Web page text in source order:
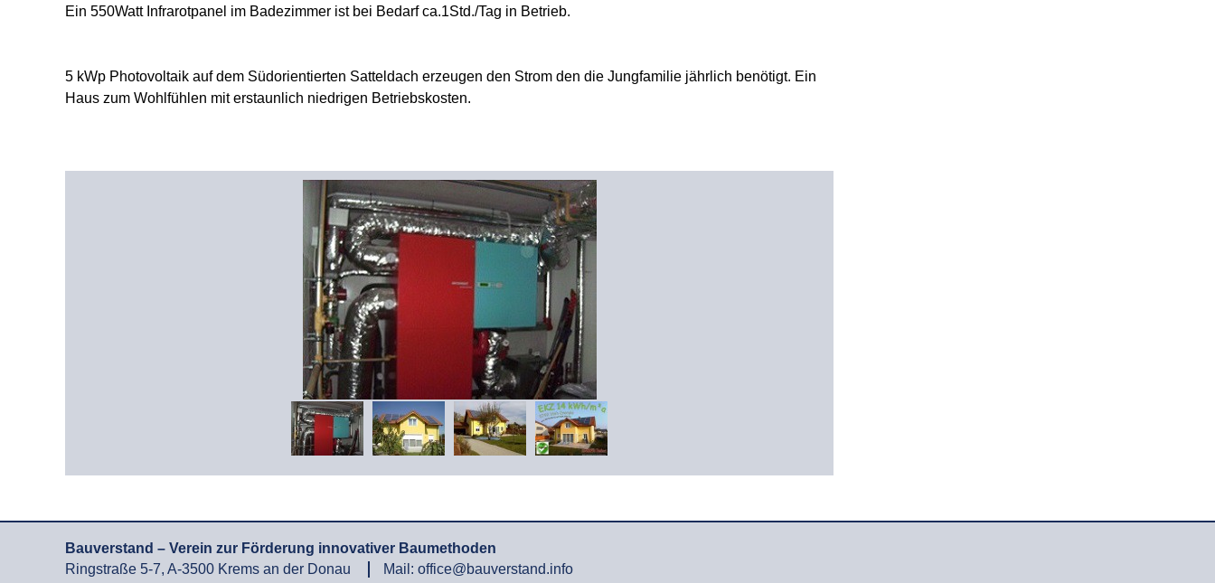
Ein 550Watt Infrarotpanel im Badezimmer ist bei Bedarf ca.1Std./Tag in Betrieb.
5 kWp Photovoltaik auf dem Südorientierten Satteldach erzeugen den Strom den die Jungfamilie jährlich benötigt. Ein
Haus zum Wohlfühlen mit erstaunlich niedrigen Betriebskosten.
Bauverstand – Verein zur Förderung innovativer Baumethoden
Ringstraße 5-7, A-3500 Krems an der Donau
Mail: office@bauverstand.info